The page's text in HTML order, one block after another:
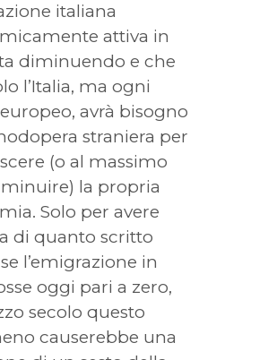
italiana
attiva in
diminuendo e che
l’Italia, ma ogni
avrà bisogno
straniera per
(o al massimo
la propria
Solo per avere
di quanto scritto
l’emigrazione in
oggi pari a zero,
secolo questo
causerebbe una